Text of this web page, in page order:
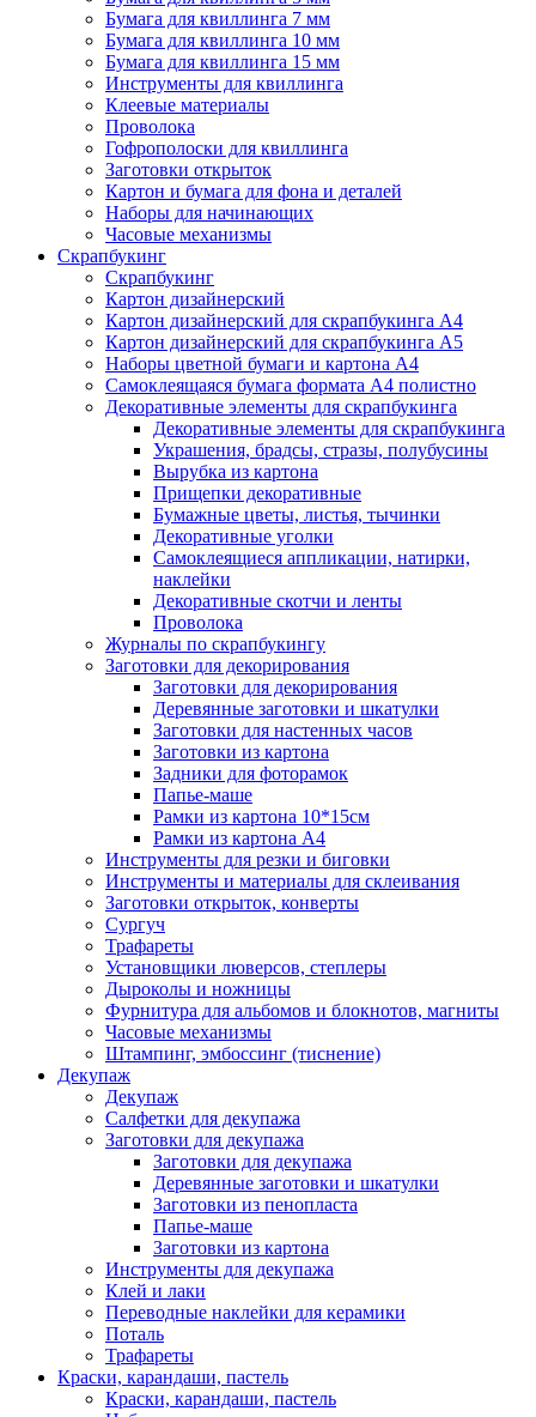
Бумага для квиллинга 7 мм
Бумага для квиллинга 10 мм
Бумага для квиллинга 15 мм
Инструменты для квиллинга
Клеевые материалы
Проволока
Гофрополоски для квиллинга
Заготовки открыток
Картон и бумага для фона и деталей
Наборы для начинающих
Часовые механизмы
Скрапбукинг
Скрапбукинг
Картон дизайнерский
Картон дизайнерский для скрапбукинга А4
Картон дизайнерский для скрапбукинга А5
Наборы цветной бумаги и картона А4
Самоклеящаяся бумага формата А4 полистно
Декоративные элементы для скрапбукинга
Декоративные элементы для скрапбукинга
Украшения, брадсы, стразы, полубусины
Вырубка из картона
Прищепки декоративные
Бумажные цветы, листья, тычинки
Декоративные уголки
Самоклеящиеся аппликации, натирки,
наклейки
Декоративные скотчи и ленты
Проволока
Журналы по скрапбукингу
Заготовки для декорирования
Заготовки для декорирования
Деревянные заготовки и шкатулки
Заготовки для настенных часов
Заготовки из картона
Задники для фоторамок
Папье-маше
Рамки из картона 10*15см
Рамки из картона А4
Инструменты для резки и биговки
Инструменты и материалы для склеивания
Заготовки открыток, конверты
Сургуч
Трафареты
Установщики люверсов, степлеры
Дыроколы и ножницы
Фурнитура для альбомов и блокнотов, магниты
Часовые механизмы
Штампинг, эмбоссинг (тиснение)
Декупаж
Декупаж
Салфетки для декупажа
Заготовки для декупажа
Заготовки для декупажа
Деревянные заготовки и шкатулки
Заготовки из пенопласта
Папье-маше
Заготовки из картона
Инструменты для декупажа
Клей и лаки
Переводные наклейки для керамики
Поталь
Трафареты
Краски, карандаши, пастель
Краски, карандаши, пастель